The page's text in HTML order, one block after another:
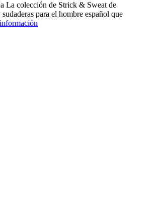
La colección de Strick & Sweat de
para el hombre español que